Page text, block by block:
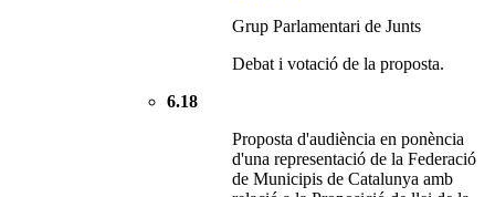
Grup Parlamentari de Junts
Debat i votació de la proposta.
6.18
Proposta d'audiència en ponència
d'una representació de la Federació
de Municipis de Catalunya amb